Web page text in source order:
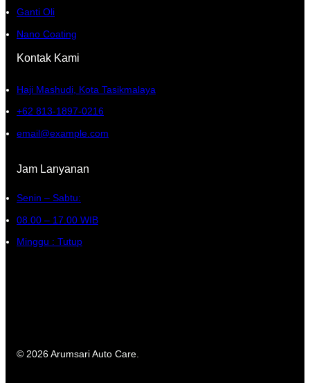
Ganti Oli
Nano Coating
Kontak Kami
Haji Mashudi, Kota Tasikmalaya
+62 813-1897-0216
email@example.com
Jam Lanyanan
Senin – Sabtu:
08.00 – 17.00 WIB
Minggu : Tutup
© 2026 Arumsari Auto Care.